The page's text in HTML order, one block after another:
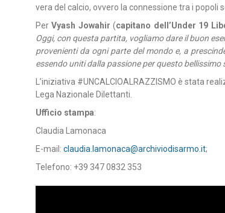
vera del calcio, ovvero la connessione tra i popoli
PerVyash Jowahir (capitano dell’Under 19
Oggi, con questa partita, vogliamo dare il buon
provenienti da ogni parte del mondo e, a
essendo uniti dalla passione per questo bellissimo
L’iniziativa #UNCALCIOALRAZZISMO è stata
Lega Nazionale Dilettanti.
Ufficio stampa:
Claudia Lamonaca
E-mail: claudia.lamonaca@archiviodisarmo.it;
Telefono: +39 347 0832 353